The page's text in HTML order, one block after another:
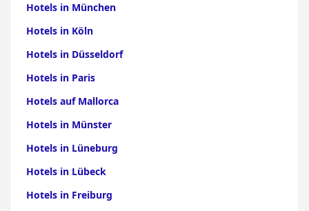
Hotels in München
Hotels in Köln
Hotels in Düsseldorf
Hotels in Paris
Hotels auf Mallorca
Hotels in Münster
Hotels in Lüneburg
Hotels in Lübeck
Hotels in Freiburg